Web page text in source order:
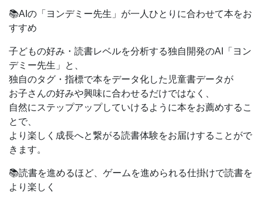
📚AIの「ヨンデミー先生」が一人ひとりに合わせて本をお
すすめ
子どもの好み・読書レベルを分析する独自開発のAI「ヨン
デミー先生」と、
独自のタグ・指標で本をデータ化した児童書データが
お子さんの好みや興味に合わせるだけではなく、
自然にステップアップしていけるように本をお薦めするこ
とで、
より楽しく成長へと繋がる読書体験をお届けすることがで
きます。
📚読書を進めるほど、ゲームを進められる仕掛けで読書を
より楽しく